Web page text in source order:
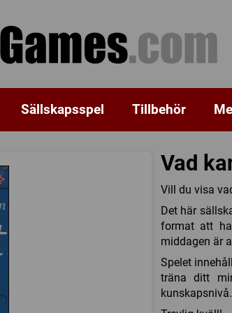
Sällskapsspel Tillbehör
Vad
Vill du visa
Det här
format att
middagen är
Spelet
träna ditt
kunskapsnivå.